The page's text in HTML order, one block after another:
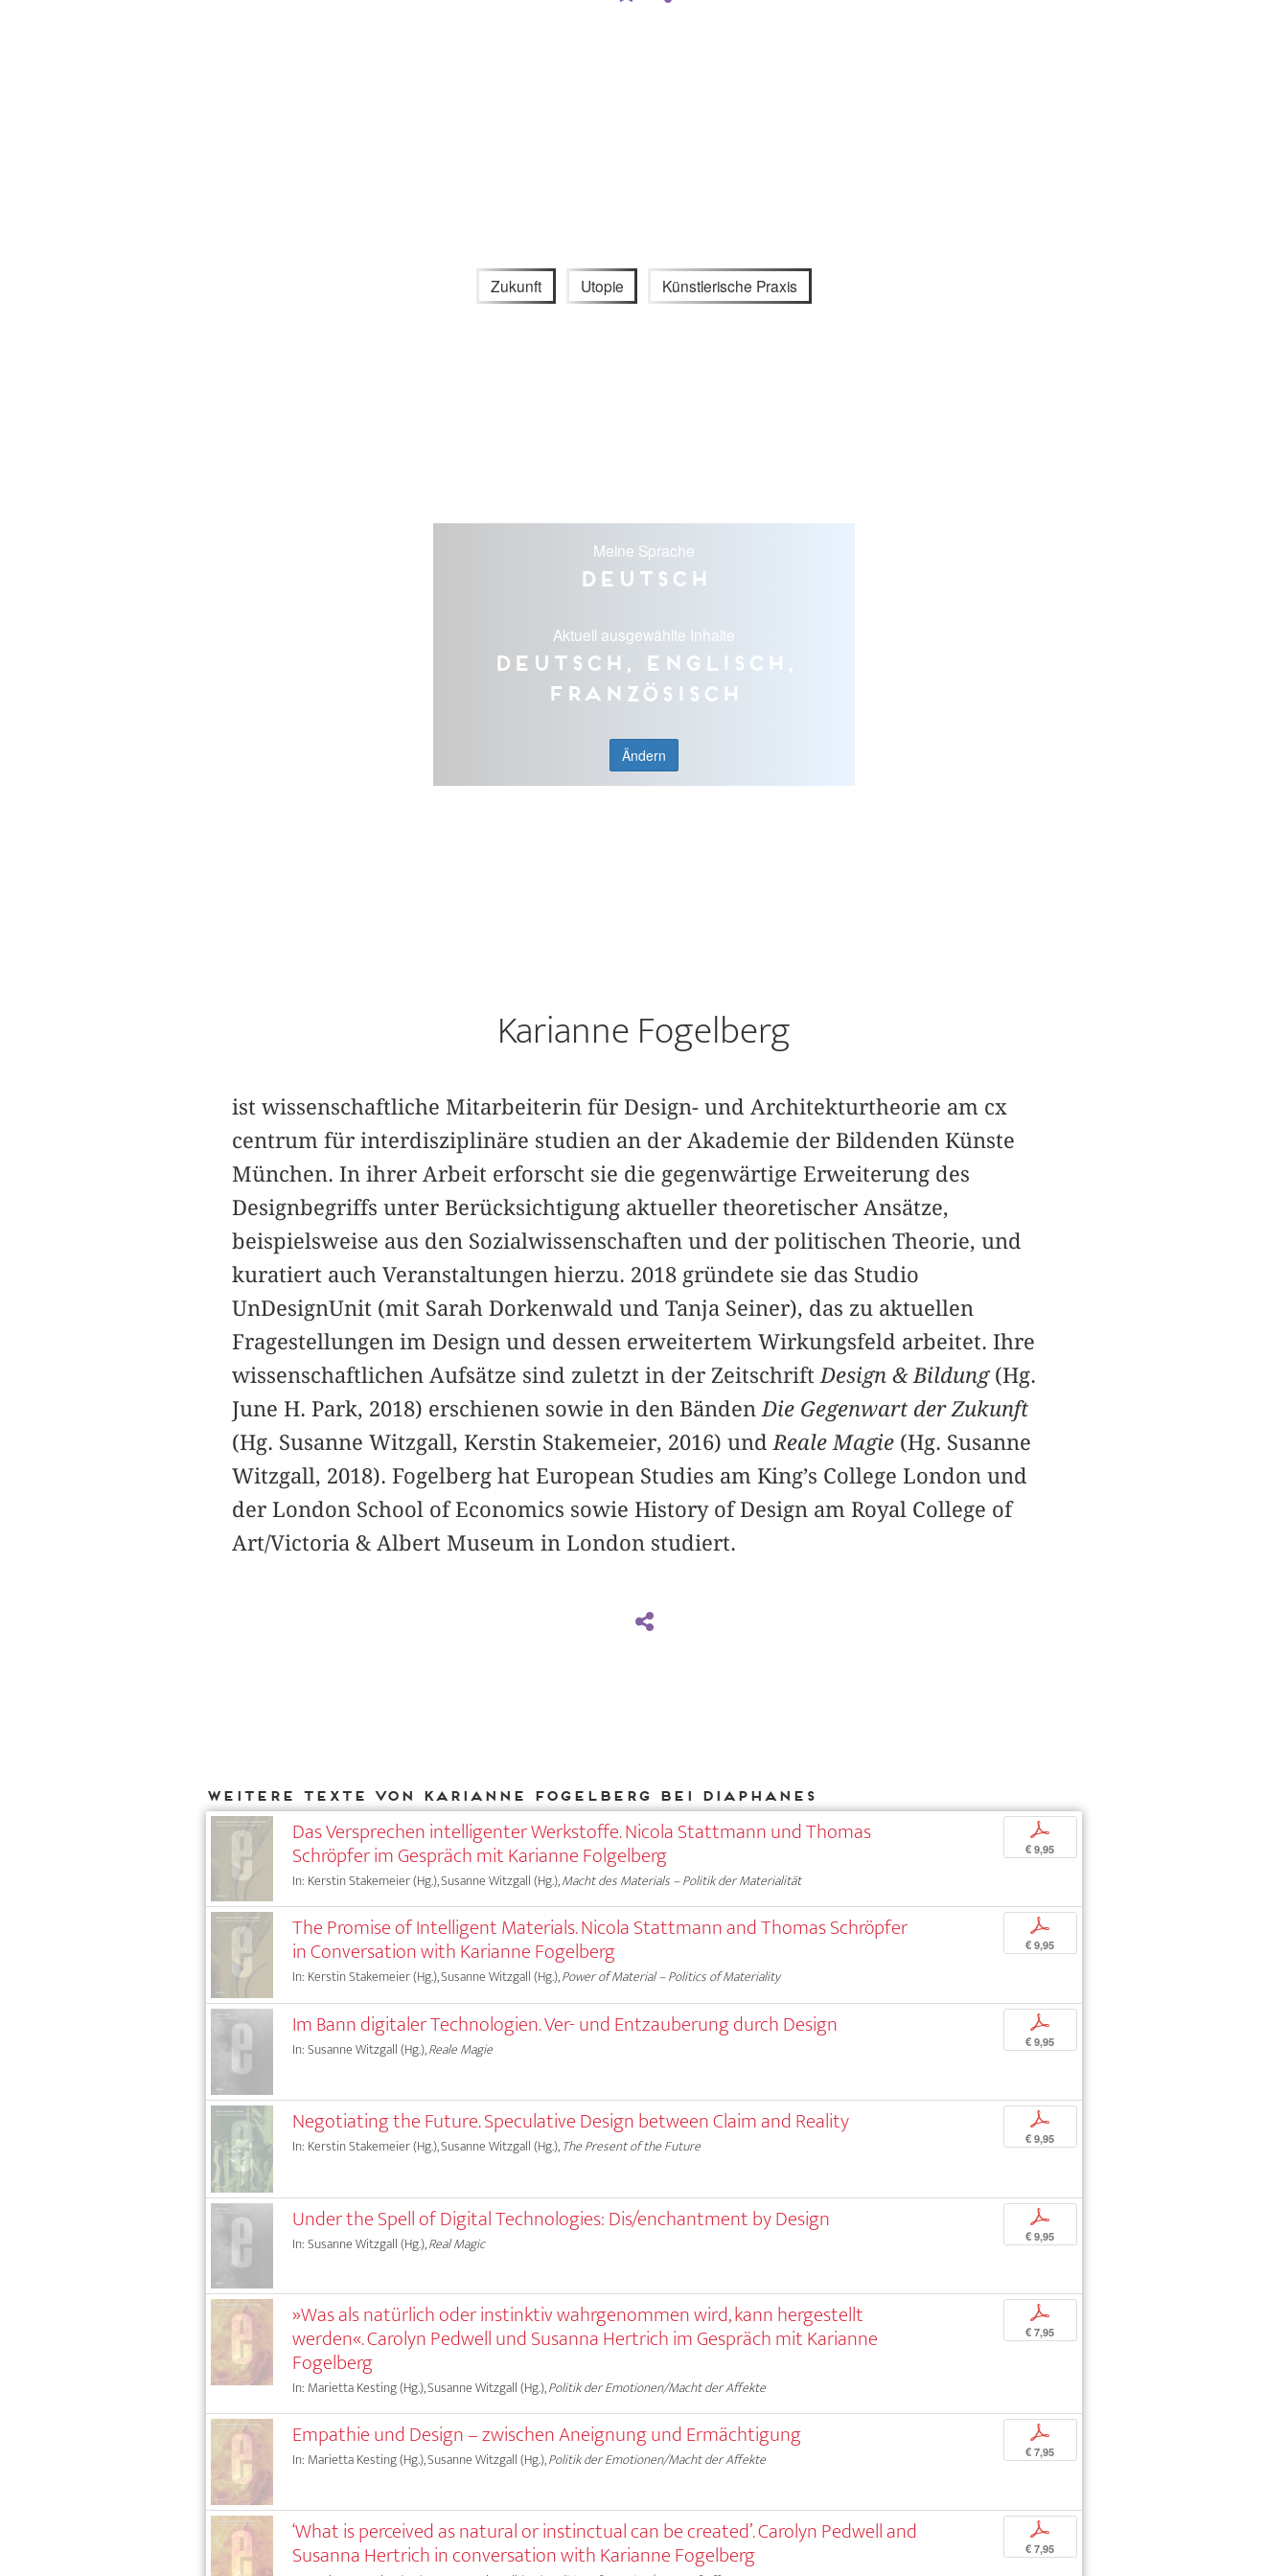
Zukunft Utopie Künstlerische Praxis
Meine Sprache
Deutsch
Aktuell ausgewählte Inhalte
Deutsch, Englisch,
Französisch
Ändern
Karianne Fogelberg
ist wissenschaftliche Mitarbeiterin für Design- und Architekturtheorie am cx
centrum für interdisziplinäre studien an der Akademie der Bildenden Künste
München. In ihrer Arbeit erforscht sie die gegenwärtige Erweiterung des
Designbegriffs unter Berücksichtigung aktueller theoretischer Ansätze,
beispielsweise aus den Sozialwissenschaften und der politischen Theorie, und
kuratiert auch Veranstaltungen hierzu. 2018 gründete sie das Studio
UnDesignUnit (mit Sarah Dorkenwald und Tanja Seiner), das zu aktuellen
Fragestellungen im Design und dessen erweitertem Wirkungsfeld arbeitet. Ihre
wissenschaftlichen Aufsätze sind zuletzt in der Zeitschrift Design & Bildung(Hg.
June H. Park, 2018) erschienen sowie in den Bänden Die Gegenwart der Zukunft
(Hg. Susanne Witzgall, Kerstin Stakemeier, 2016) und Reale Magie(Hg. Susanne
Witzgall, 2018). Fogelberg hat European Studies am King’s College London und
der London School of Economics sowie History of Design am Royal College of
Art/Victoria & Albert Museum in London studiert.
Weitere Texte von Karianne Fogelberg bei DIAPHANES
Das Versprechen intelligenter Werkstoffe. Nicola Stattmann und Thomas
Schröpfer im Gespräch mit Karianne Folgelberg
In: Kerstin Stakemeier (Hg.), Susanne Witzgall (Hg.),Macht des Materials – Politik der Materialität
p
€ 9,95
The Promise of Intelligent Materials. Nicola Stattmann and Thomas Schröpfer
in Conversation with Karianne Fogelberg
In: Kerstin Stakemeier (Hg.), Susanne Witzgall (Hg.),Power of Material – Politics of Materiality
p
€ 9,95
Im Bann digitaler Technologien. Ver- und Entzauberung durch Design
In: Susanne Witzgall (Hg.),Reale Magie
p
€ 9,95
Negotiating the Future. Speculative Design between Claim and Reality
In: Kerstin Stakemeier (Hg.), Susanne Witzgall (Hg.),The Present of the Future
p
€ 9,95
Under the Spell of Digital Technologies: Dis/enchantment by Design
In: Susanne Witzgall (Hg.),Real Magic
p
€ 9,95
»Was als natürlich oder instinktiv wahrgenommen wird, kann hergestellt
werden«. Carolyn Pedwell und Susanna Hertrich im Gespräch mit Karianne
Fogelberg
In: Marietta Kesting (Hg.), Susanne Witzgall (Hg.),Politik der Emotionen/Macht der Affekte
p
€ 7,95
Empathie und Design – zwischen Aneignung und Ermächtigung
In: Marietta Kesting (Hg.), Susanne Witzgall (Hg.),Politik der Emotionen/Macht der Affekte
p
€ 7,95
‘What is perceived as natural or instinctual can be created’. Carolyn Pedwell and
Susanna Hertrich in conversation with Karianne Fogelberg
p
€ 7,95